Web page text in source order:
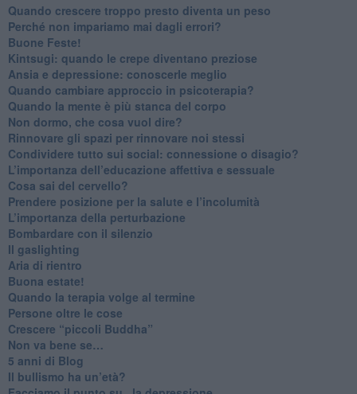
​Quando crescere troppo presto diventa un peso
​Perché non impariamo mai dagli errori?
​Buone Feste!
​Kintsugi: quando le crepe diventano preziose
Ansia e depressione: conoscerle meglio
Quando cambiare approccio in psicoterapia?
​Quando la mente è più stanca del corpo
Non dormo, che cosa vuol dire?
​Rinnovare gli spazi per rinnovare noi stessi
​Condividere tutto sui social: connessione o disagio?
​L’importanza dell’educazione affettiva e sessuale
​Cosa sai del cervello?
Prendere posizione per la salute e l’incolumità
L’importanza della perturbazione
​Bombardare con il silenzio
Il gaslighting
Aria di rientro
Buona estate!
​Quando la terapia volge al termine
​Persone oltre le cose
​Crescere “piccoli Buddha”
Non va bene se…
​5 anni di Blog
​Il bullismo ha un’età?